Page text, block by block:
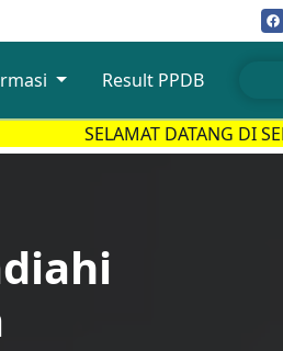
Result PPDB
SELAMAT DATANG DI SEKOLAH